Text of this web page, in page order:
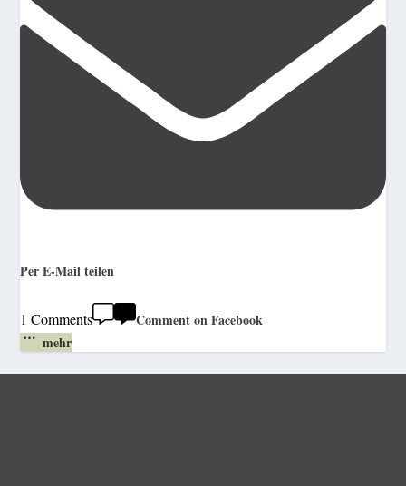
Per E-Mail teilen
1 Comments
Comment on Facebook
mehr